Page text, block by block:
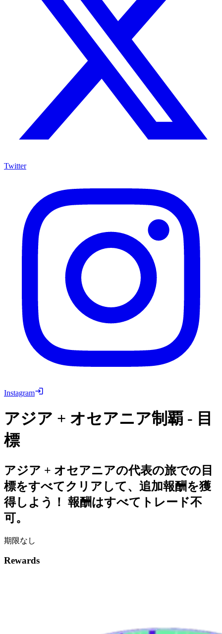
Twitter
Instagram
アジア + オセアニア制覇 - 目
標
アジア + オセアニアの代表の旅での目
標をすべてクリアして、追加報酬を獲
得しよう！ 報酬はすべてトレード不
可。
期限なし
Rewards